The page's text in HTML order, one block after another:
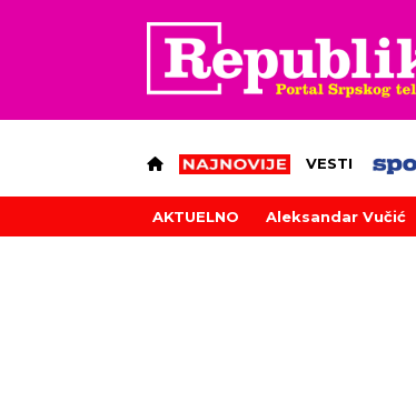
VESTI
AKTUELNO Aleksandar Vučić